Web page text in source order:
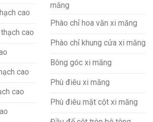
cao
cao
cao
cao
măng
Phào chỉ hoa văn xi măng
Phào chỉ khung cửa xi măng
Bông góc xi măng
Phù điêu xi măng
Phù điêu mặt cột xi măng